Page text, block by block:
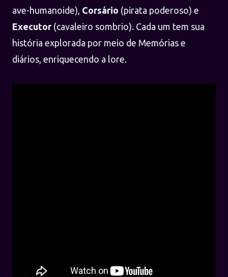
ave-humanoide), Corsário (pirata poderoso) e
Executor(cavaleiro sombrio). Cada um tem sua
história explorada por meio de Memórias e
diários, enriquecendo a lore.